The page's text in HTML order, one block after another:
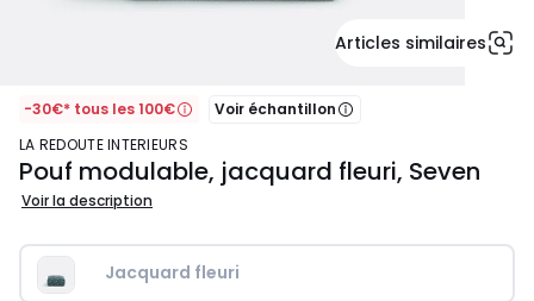
Articles similaires
-30€* tous les 100€ Voir échantillon, Plus d’informations
LA REDOUTE INTERIEURS
Pouf modulable, jacquard fleuri, Seven
Voir la description
Jacquard fleuri